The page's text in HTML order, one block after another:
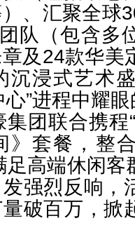
、汇聚全球
队（包含多
及24款华美
沉浸式艺术
”进程中耀
团联合携程
》套餐，整
足高端休闲
强烈反响，
破百万，掀